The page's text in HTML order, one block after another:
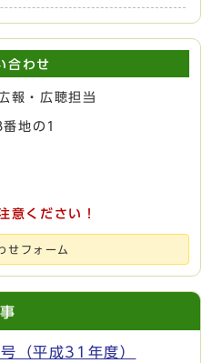
合わせ
報・広聴担当
地の1
意ください！
せフォーム
（平成31年度）